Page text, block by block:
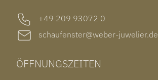
+49 209 93072 0
schaufenster@weber-juwelier.de
ÖFFNUNGSZEITEN